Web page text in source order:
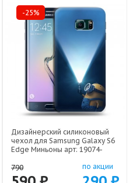
-25%
Дизайнерский силиконовый
чехол для Samsung Galaxy S6
Edge Миньоны арт: 19074-
790
по акции